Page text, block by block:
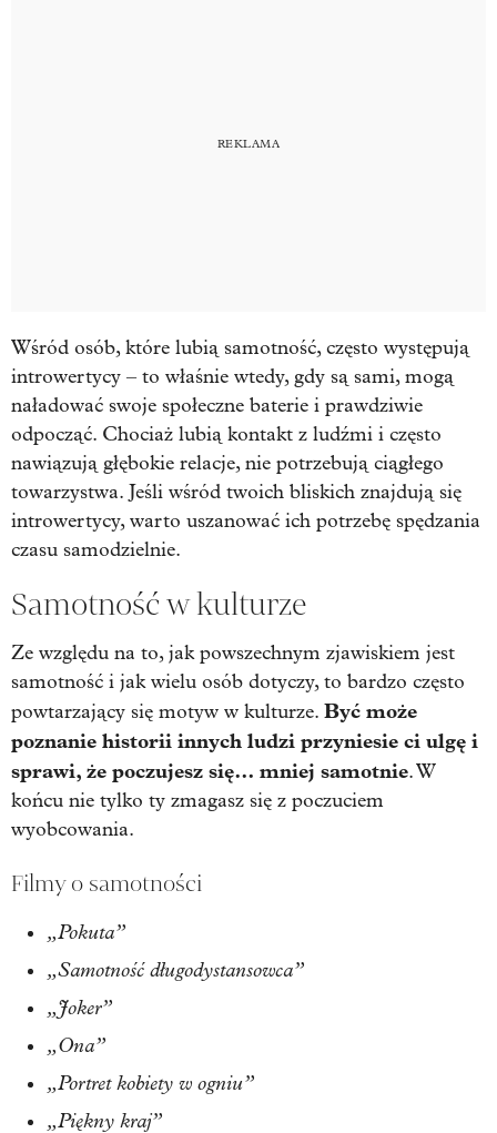
Wśród osób, które lubią samotność, często występują
introwertycy – to właśnie wtedy, gdy są sami, mogą
naładować swoje społeczne baterie i prawdziwie
odpocząć. Chociaż lubią kontakt z ludźmi i często
nawiązują głębokie relacje, nie potrzebują ciągłego
towarzystwa. Jeśli wśród twoich bliskich znajdują się
introwertycy, warto uszanować ich potrzebę spędzania
czasu samodzielnie.
Samotność w kulturze
Ze względu na to, jak powszechnym zjawiskiem jest
samotność i jak wielu osób dotyczy, to bardzo często
powtarzający się motyw w kulturze. Być może
poznanie historii innych ludzi przyniesie ci ulgę i
sprawi, że poczujesz się… mniej samotnie. W
końcu nie tylko ty zmagasz się z poczuciem
wyobcowania.
Filmy o samotności
„Pokuta”
„Samotność długodystansowca”
„Joker”
„Ona”
„Portret kobiety w ogniu”
„Piękny kraj”